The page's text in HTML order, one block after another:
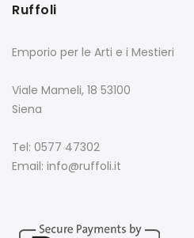
Ruffoli
Emporio per le Arti e i Mestieri
Viale Mameli, 18 53100
Siena
Tel: 0577 47302
Email: info@ruffoli.it